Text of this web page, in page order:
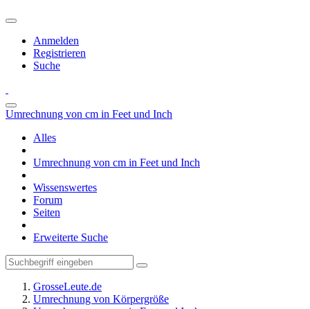
Anmelden
Registrieren
Suche
Umrechnung von cm in Feet und Inch
Alles
Umrechnung von cm in Feet und Inch
Wissenswertes
Forum
Seiten
Erweiterte Suche
GrosseLeute.de
Umrechnung von Körpergröße